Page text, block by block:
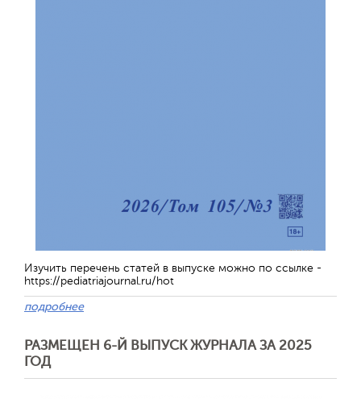
Изучить перечень статей в выпуске можно по ссылке -
https://pediatriajournal.ru/hot
подробнее
РАЗМЕЩЕН 6-Й ВЫПУСК ЖУРНАЛА ЗА 2025
ГОД